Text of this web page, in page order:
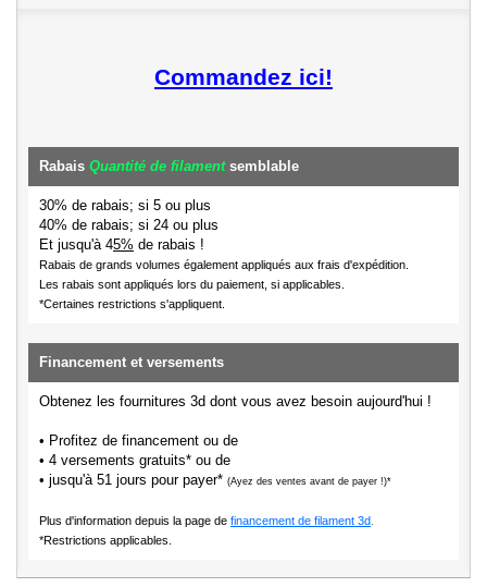
Commandez ici!
Rabais Quantité de filamentsemblable
30% de rabais; si 5 ou plus
40% de rabais; si 24 ou plus
Et jusqu'à 45% de rabais !
Rabais de grands volumes également appliqués aux frais d'expédition.
Les rabais sont appliqués lors du paiement, si applicables.
*Certaines restrictions s'appliquent.
Financement et versements
Obtenez les fournitures 3d dont vous avez besoin aujourd'hui !
• Profitez de financement ou de
• 4 versements gratuits* ou de
• jusqu'à 51 jours pour payer* (Ayez des ventes avant de payer !)*
Plus d'information depuis la page de financement de filament 3d
*Restrictions applicables.